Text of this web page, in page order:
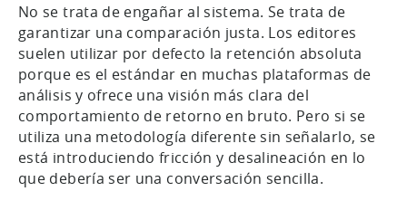
No se trata de engañar al sistema. Se trata de
garantizar una comparación justa. Los editores
suelen utilizar por defecto la retención absoluta
porque es el estándar en muchas plataformas de
análisis y ofrece una visión más clara del
comportamiento de retorno en bruto. Pero si se
utiliza una metodología diferente sin señalarlo, se
está introduciendo fricción y desalineación en lo
que debería ser una conversación sencilla.